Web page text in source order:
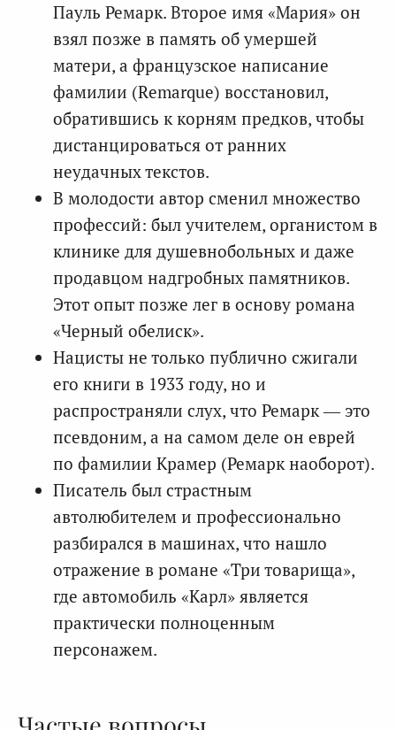
Пауль Ремарк. Второе имя «Мария» он
взял позже в память об умершей
матери, а французское написание
фамилии (Remarque) восстановил,
обратившись к корням предков, чтобы
дистанцироваться от ранних
неудачных текстов.
В молодости автор сменил множество
профессий: был учителем, органистом в
клинике для душевнобольных и даже
продавцом надгробных памятников.
Этот опыт позже лег в основу романа
«Черный обелиск».
Нацисты не только публично сжигали
его книги в 1933 году, но и
распространяли слух, что Ремарк — это
псевдоним, а на самом деле он еврей
по фамилии Крамер (Ремарк наоборот).
Писатель был страстным
автолюбителем и профессионально
разбирался в машинах, что нашло
отражение в романе «Три товарища»,
где автомобиль «Карл» является
практически полноценным
персонажем.